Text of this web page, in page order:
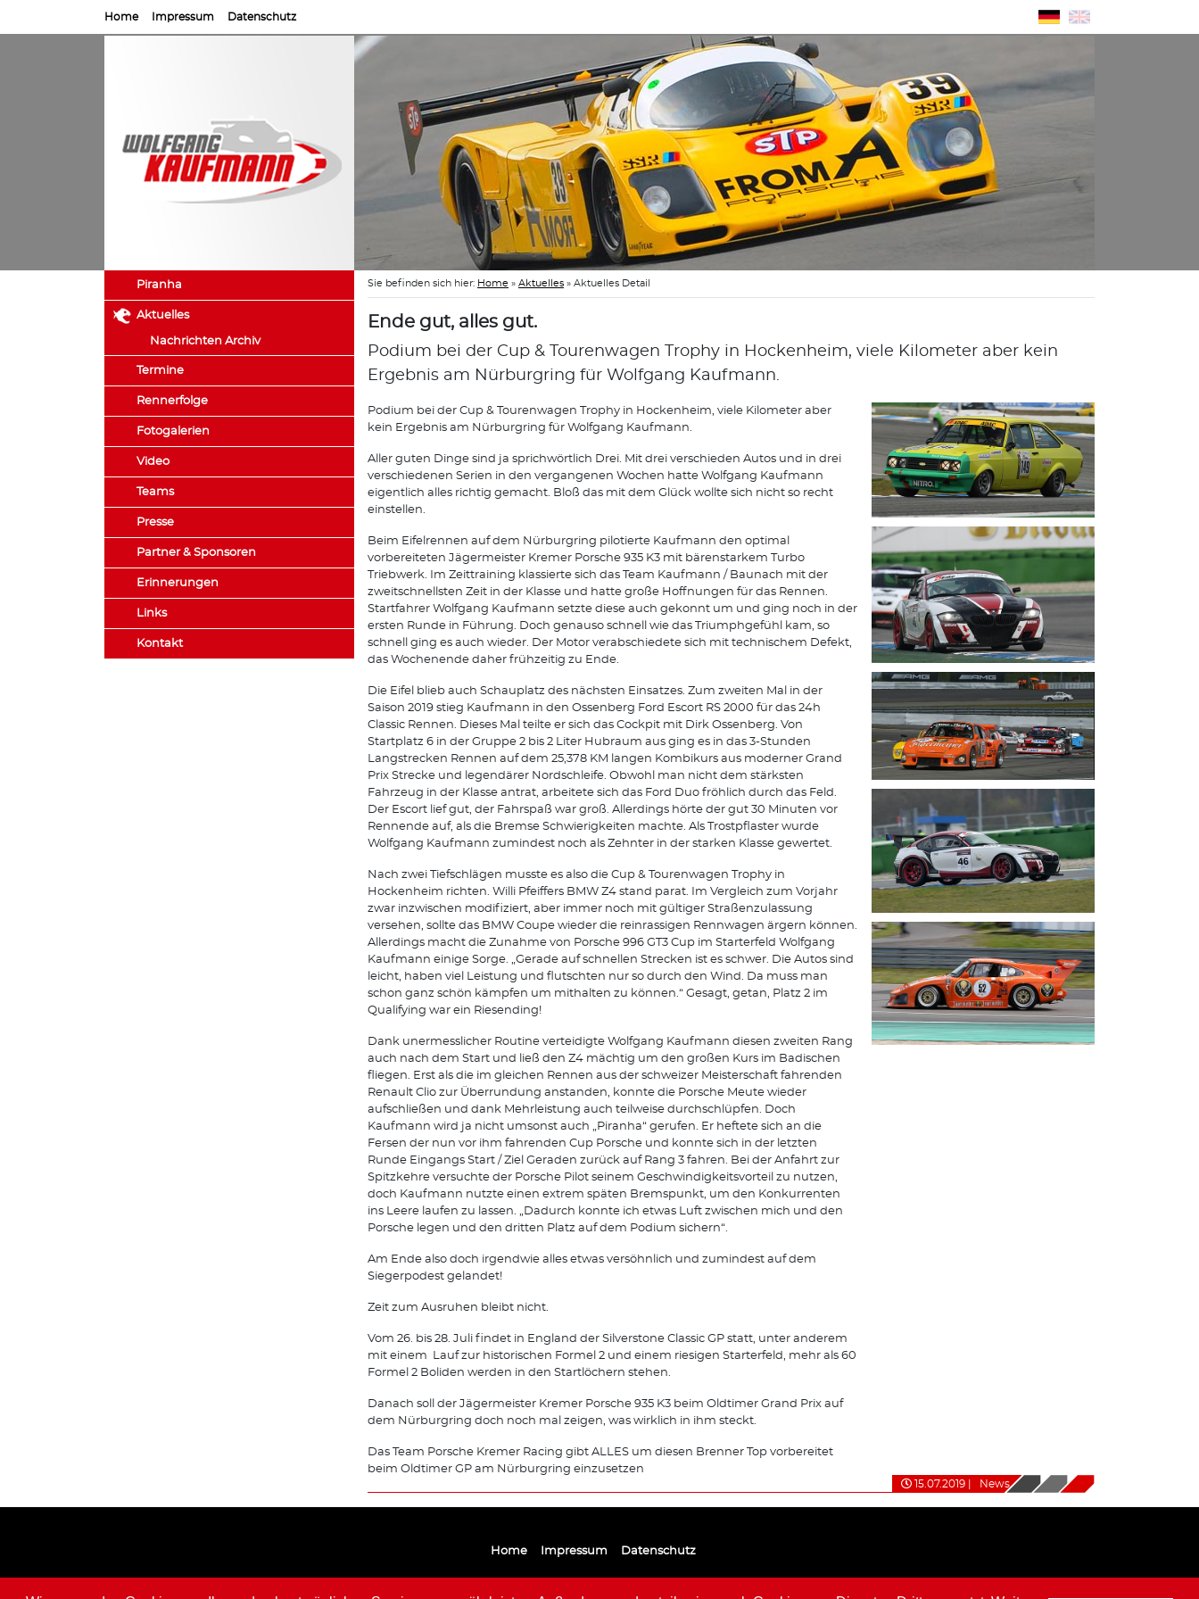
Home Impressum Datenschutz
Piranha
Aktuelles
Nachrichten Archiv
Termine
Rennerfolge
Fotogalerien
Video
Teams
Presse
Partner & Sponsoren
Erinnerungen
Links
Kontakt
Sie befinden sich hier: Home » Aktuelles » Aktuelles Detail
Ende gut, alles gut.
Podium bei der Cup & Tourenwagen Trophy in Hockenheim, viele Kilometer aber kein
Ergebnis am Nürburgring für Wolfgang Kaufmann.
Podium bei der Cup & Tourenwagen Trophy in Hockenheim, viele Kilometer aber
kein Ergebnis am Nürburgring für Wolfgang Kaufmann.
Aller guten Dinge sind ja sprichwörtlich Drei. Mit drei verschieden Autos und in drei
verschiedenen Serien in den vergangenen Wochen hatte Wolfgang Kaufmann
eigentlich alles richtig gemacht. Bloß das mit dem Glück wollte sich nicht so recht
einstellen.
Beim Eifelrennen auf dem Nürburgring pilotierte Kaufmann den optimal
vorbereiteten Jägermeister Kremer Porsche 935 K3 mit bärenstarkem Turbo
Triebwerk. Im Zeittraining klassierte sich das Team Kaufmann / Baunach mit der
zweitschnellsten Zeit in der Klasse und hatte große Hoffnungen für das Rennen.
Startfahrer Wolfgang Kaufmann setzte diese auch gekonnt um und ging noch in der
ersten Runde in Führung. Doch genauso schnell wie das Triumphgefühl kam, so
schnell ging es auch wieder. Der Motor verabschiedete sich mit technischem Defekt,
das Wochenende daher frühzeitig zu Ende.
Die Eifel blieb auch Schauplatz des nächsten Einsatzes. Zum zweiten Mal in der
Saison 2019 stieg Kaufmann in den Ossenberg Ford Escort RS 2000 für das 24h
Classic Rennen. Dieses Mal teilte er sich das Cockpit mit Dirk Ossenberg. Von
Startplatz 6 in der Gruppe 2 bis 2 Liter Hubraum aus ging es in das 3-Stunden
Langstrecken Rennen auf dem 25,378 KM langen Kombikurs aus moderner Grand
Prix Strecke und legendärer Nordschleife. Obwohl man nicht dem stärksten
Fahrzeug in der Klasse antrat, arbeitete sich das Ford Duo fröhlich durch das Feld.
Der Escort lief gut, der Fahrspaß war groß. Allerdings hörte der gut 30 Minuten vor
Rennende auf, als die Bremse Schwierigkeiten machte. Als Trostpflaster wurde
Wolfgang Kaufmann zumindest noch als Zehnter in der starken Klasse gewertet.
Nach zwei Tiefschlägen musste es also die Cup & Tourenwagen Trophy in
Hockenheim richten. Willi Pfeiffers BMW Z4 stand parat. Im Vergleich zum Vorjahr
zwar inzwischen modifiziert, aber immer noch mit gültiger Straßenzulassung
versehen, sollte das BMW Coupe wieder die reinrassigen Rennwagen ärgern können.
Allerdings macht die Zunahme von Porsche 996 GT3 Cup im Starterfeld Wolfgang
Kaufmann einige Sorge. „Gerade auf schnellen Strecken ist es schwer. Die Autos sind
leicht, haben viel Leistung und flutschten nur so durch den Wind. Da muss man
schon ganz schön kämpfen um mithalten zu können.“ Gesagt, getan, Platz 2 im
Qualifying war ein Riesending!
Dank unermesslicher Routine verteidigte Wolfgang Kaufmann diesen zweiten Rang
auch nach dem Start und ließ den Z4 mächtig um den großen Kurs im Badischen
fliegen. Erst als die im gleichen Rennen aus der schweizer Meisterschaft fahrenden
Renault Clio zur Überrundung anstanden, konnte die Porsche Meute wieder
aufschließen und dank Mehrleistung auch teilweise durchschlüpfen. Doch
Kaufmann wird ja nicht umsonst auch „Piranha“ gerufen. Er heftete sich an die
Fersen der nun vor ihm fahrenden Cup Porsche und konnte sich in der letzten
Runde Eingangs Start / Ziel Geraden zurück auf Rang 3 fahren. Bei der Anfahrt zur
Spitzkehre versuchte der Porsche Pilot seinem Geschwindigkeitsvorteil zu nutzen,
doch Kaufmann nutzte einen extrem späten Bremspunkt, um den Konkurrenten
ins Leere laufen zu lassen. „Dadurch konnte ich etwas Luft zwischen mich und den
Porsche legen und den dritten Platz auf dem Podium sichern“.
Am Ende also doch irgendwie alles etwas versöhnlich und zumindest auf dem
Siegerpodest gelandet!
Zeit zum Ausruhen bleibt nicht.
Vom 26. bis 28. Juli findet in England der Silverstone Classic GP statt, unter anderem
mit einem Lauf zur historischen Formel 2 und einem riesigen Starterfeld, mehr als 60
Formel 2 Boliden werden in den Startlöchern stehen.
Danach soll der Jägermeister Kremer Porsche 935 K3 beim Oldtimer Grand Prix auf
dem Nürburgring doch noch mal zeigen, was wirklich in ihm steckt.
Das Team Porsche Kremer Racing gibt ALLES um diesen Brenner Top vorbereitet
beim Oldtimer GP am Nürburgring einzusetzen
15.07.2019 News
Home Impressum Datenschutz